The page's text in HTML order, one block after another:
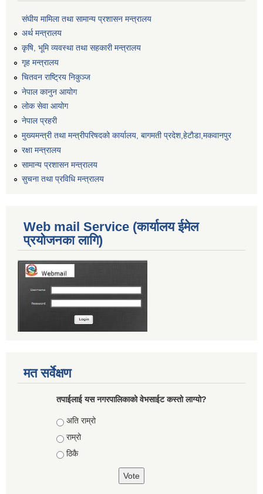
संघीय मामिला तथा सामान्य प्रशासन मन्त्रालय
अर्थ मन्त्रालय
कृषि, भूमि व्यवस्था तथा सहकारी मन्त्रालय
गृह मन्त्रालय
चितवन राष्ट्रिय निकुञ्ज
नेपाल कानुन आयोग
लोक सेवा आयोग
नेपाल प्रहरी
मुख्यमन्त्री तथा मन्त्रीपरिषदको कार्यालय, बागमती प्रदेश,हेटाैडा,मकवानपुर
रक्षा मन्त्रालय
सामान्य प्रशासन मन्त्रालय
सुचना तथा प्रविधि मन्त्रालय
Web mail Service (कार्यालय ईमेल
प्रयोजनका लागि)
मत सर्वेक्षण
तपाईलाई यस नगरपालिकाको वेभसाईट कस्तो लाग्यो?
Choices
अति राम्रो
राम्रो
ठिकै